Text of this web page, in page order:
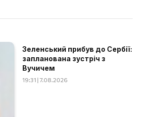
Зеленський прибув до Сербії:
запланована зустріч з
Вучичем
19:31 | 7.08.2026